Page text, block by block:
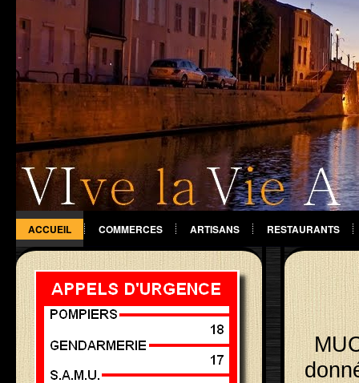
ACCUEIL COMMERCES ARTISANS RESTAURANTS
DIVERS